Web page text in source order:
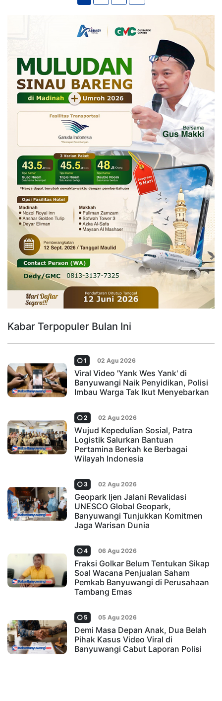
Kabar Terpopuler Bulan Ini
1 02 Agu 2026
Viral Video 'Yank Wes Yank' di
Banyuwangi Naik Penyidikan, Polisi
Imbau Warga Tak Ikut Menyebarkan
2 02 Agu 2026
Wujud Kepedulian Sosial, Patra
Logistik Salurkan Bantuan
Pertamina Berkah ke Berbagai
Wilayah Indonesia
3 02 Agu 2026
Geopark Ijen Jalani Revalidasi
UNESCO Global Geopark,
Banyuwangi Tunjukkan Komitmen
Jaga Warisan Dunia
4 06 Agu 2026
Fraksi Golkar Belum Tentukan Sikap
Soal Wacana Penjualan Saham
Pemkab Banyuwangi di Perusahaan
Tambang Emas
5 05 Agu 2026
Demi Masa Depan Anak, Dua Belah
Pihak Kasus Video Viral di
Banyuwangi Cabut Laporan Polisi